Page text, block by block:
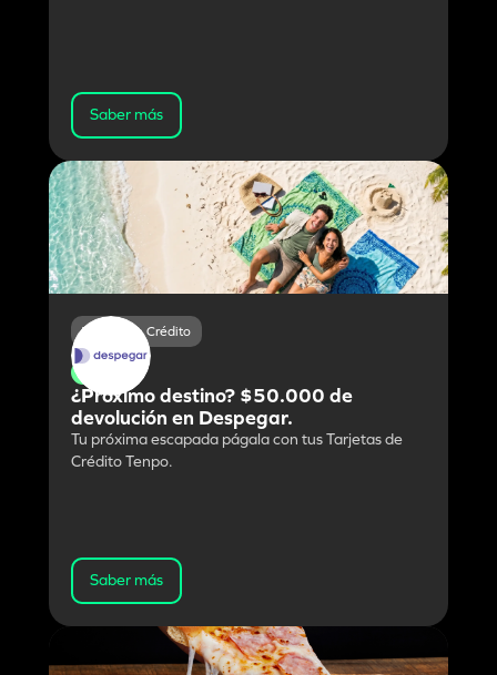
Saber más
Tarjeta de Crédito
¿Próximo destino? $50.000 de
devolución en Despegar.
Tu próxima escapada págala con tus Tarjetas de
Crédito Tenpo.
Saber más